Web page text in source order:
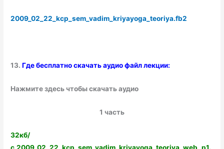
2009_02_22_kcp_sem_vadim_kriyayoga_teoriya.fb2
13. Где бесплатно скачать аудио файл лекции:
Нажмите здесь чтобы скачать аудио
1 часть
32кб/